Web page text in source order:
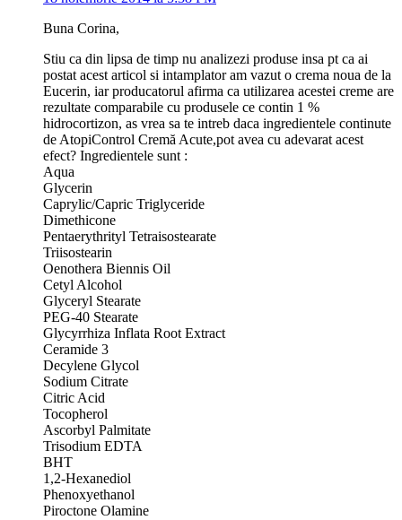
Buna Corina,
Stiu ca din lipsa de timp nu analizezi produse insa pt ca ai
postat acest articol si intamplator am vazut o crema noua de la
Eucerin, iar producatorul afirma ca utilizarea acestei creme are
rezultate comparabile cu produsele ce contin 1 %
hidrocortizon, as vrea sa te intreb daca ingredientele continute
de AtopiControl Cremă Acute,pot avea cu adevarat acest
efect? Ingredientele sunt :
Aqua
Glycerin
Caprylic/Capric Triglyceride
Dimethicone
Pentaerythrityl Tetraisostearate
Triisostearin
Oenothera Biennis Oil
Cetyl Alcohol
Glyceryl Stearate
PEG-40 Stearate
Glycyrrhiza Inflata Root Extract
Ceramide 3
Decylene Glycol
Sodium Citrate
Citric Acid
Tocopherol
Ascorbyl Palmitate
Trisodium EDTA
BHT
1,2-Hexanediol
Phenoxyethanol
Piroctone Olamine